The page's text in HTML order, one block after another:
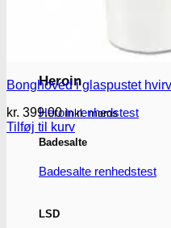
Heroin
Heroin renhedstest
Badesalte
Badesalte renhedstest
LSD
Bonghoved i glaspustet
kr. 399.00 Inkl. moms
Tilføj til kurv